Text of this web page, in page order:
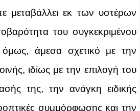
μεταβάλλει εκ των υστέρων
του συγκεκριμένου
όμως, άμεσα σχετικό με την
ιδίως με την επιλογή του
της, την ανάγκη ειδικής
συμμόρφωσης και την